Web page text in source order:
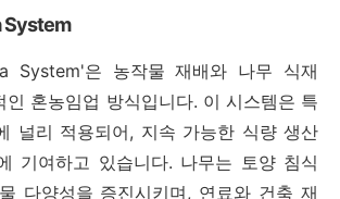
System
System'은 농작물 재배와 나무 식재
인 혼농임업 방식입니다. 이 시스템은 특
널리 적용되어, 지속 가능한 식량 생산
기여하고 있습니다. 나무는 토양 침식
다양성을 증진시키며, 연료와 건축 재